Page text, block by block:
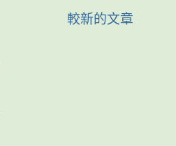
較新的文章